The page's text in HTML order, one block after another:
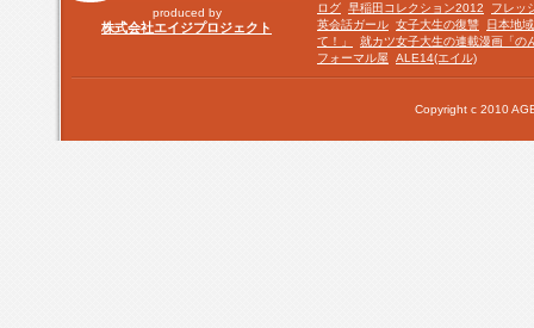
produced by
株式会社エイジプロジェクト
ログ 早稲田コレクション2012
フレッ
英会話ガール 女子大生の復讐
日本地
て！」
就カツ女子大生の連載漫画「の
フォーマル屋
ALE14(エイル)
Copyright c 2010